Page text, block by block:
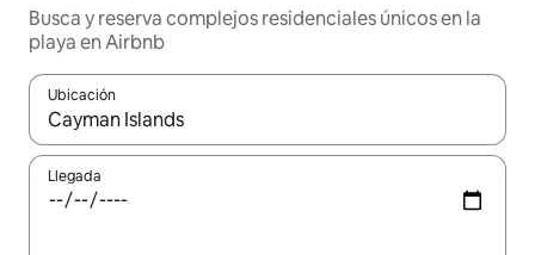
Busca y reserva complejos residenciales únicos en la
playa en Airbnb
Ubicación
Cuando los resultados estén disponibles, navega con las
Llegada